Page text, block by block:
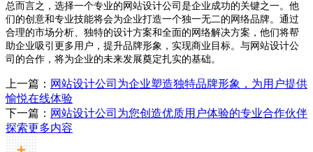
总而言之，选择一个专业的网站设计公司是企业成功的关键之一。他
们的创意和专业技能将会为企业打造一个独一无二的网络品牌。通过
合理的市场分析、独特的设计方案和全面的网络解决方案，他们将帮
助企业吸引更多用户，提升品牌形象，实现商业目标。与网站设计公
司的合作，将为企业的未来发展奠定扎实的基础。
上一篇： 网站设计公司为企业塑造独特品牌形象，为用户提供
愉悦在线体验
下一篇： 网站设计公司为您创造优质用户体验的专业合作伙伴
探索更多内容